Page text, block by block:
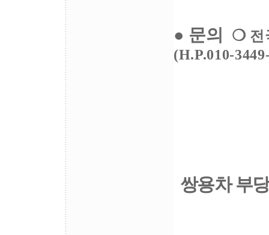
● 문의 ❍ 전
(H.P.010-
쌍용차 부